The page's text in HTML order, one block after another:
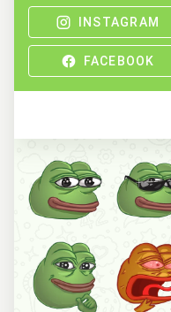
INSTAGRAM
FACEBOOK